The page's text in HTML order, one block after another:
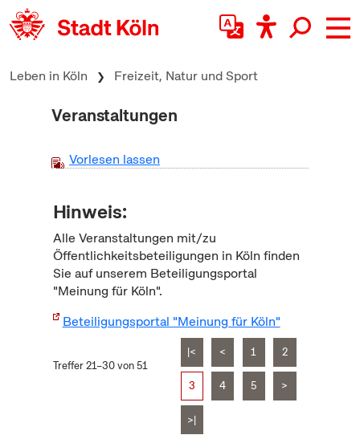
zum Inhalt springen
Leben in Köln Freizeit, Natur und Sport
Veranstaltungen
Vorlesen lassen
Hinweis:
Alle Veranstaltungen mit/zu
Öffentlichkeitsbeteiligungen in Köln finden
Sie auf unserem Beteiligungsportal
"Meinung für Köln".
Beteiligungsportal "Meinung für Köln"
Treffer 21–30 von 51
|< < 1 2
3 4 5 >
>|